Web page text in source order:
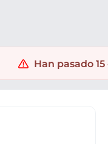
Han pasado